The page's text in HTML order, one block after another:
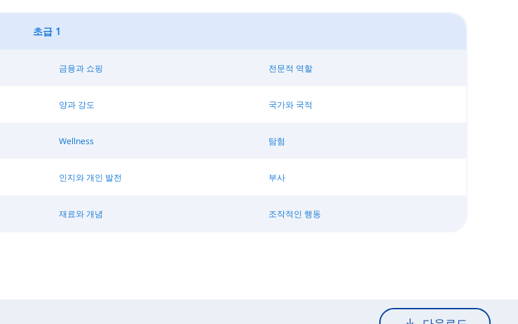
초급 1
금융과 쇼핑 전문적 역할
양과 강도 국가와 국적
Wellness 탐험
인지와 개인 발전 부사
재료와 개념 조작적인 행동